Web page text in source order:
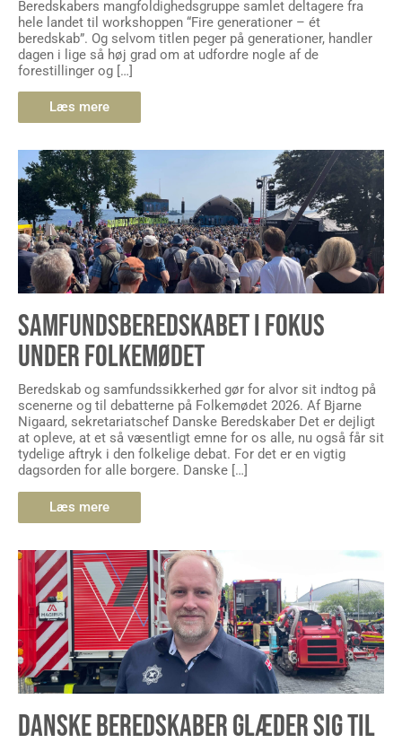
Beredskabers mangfoldighedsgruppe samlet deltagere fra
hele landet til workshoppen “Fire generationer – ét
beredskab”. Og selvom titlen peger på generationer, handler
dagen i lige så høj grad om at udfordre nogle af de
forestillinger og […]
Læs mere
SAMFUNDSBEREDSKABET I FOKUS
UNDER FOLKEMØDET
Beredskab og samfundssikkerhed gør for alvor sit indtog på
scenerne og til debatterne på Folkemødet 2026. Af Bjarne
Nigaard, sekretariatschef Danske Beredskaber Det er dejligt
at opleve, at et så væsentligt emne for os alle, nu også får sit
tydelige aftryk i den folkelige debat. For det er en vigtig
dagsorden for alle borgere. Danske […]
Læs mere
DANSKE BEREDSKABER GLÆDER SIG TIL